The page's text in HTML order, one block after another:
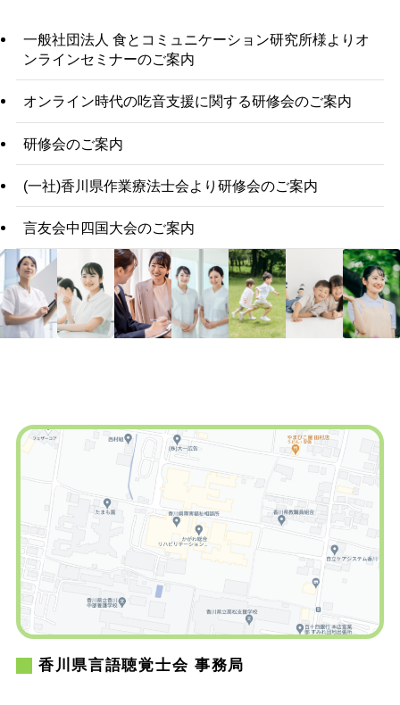
一般社団法人 食とコミュニケーション研究所様よりオ
ンラインセミナーのご案内
オンライン時代の吃音支援に関する研修会のご案内
研修会のご案内
(一社)香川県作業療法士会より研修会のご案内
言友会中四国大会のご案内
香川県言語聴覚士会 事務局